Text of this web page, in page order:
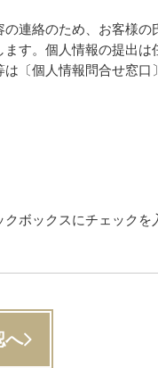
連絡のため、お客様の
す。個人情報の提出は
〔個人情報問合せ窓口
ボックスにチェックを
へ